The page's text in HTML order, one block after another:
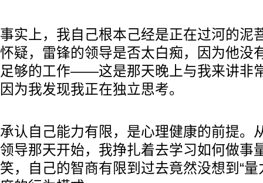
事实上，我自己根本己经是正在过河的泥
怀疑，雷锋的领导是否太白痴，因为他没
足够的工作——这是那天晚上与我来讲非
因为我发现我正在独立思考。
承认自己能力有限，是心理健康的前提。
领导那天开始，我挣扎着去学习如何做事
笑，自己的智商有限到过去竟然没想到“量